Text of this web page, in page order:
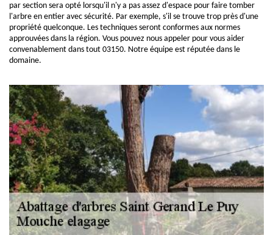
par section sera opté lorsqu'il n'y a pas assez d'espace pour faire tomber
l'arbre en entier avec sécurité. Par exemple, s'il se trouve trop près d'une
propriété quelconque. Les techniques seront conformes aux normes
approuvées dans la région. Vous pouvez nous appeler pour vous aider
convenablement dans tout 03150. Notre équipe est réputée dans le
domaine.